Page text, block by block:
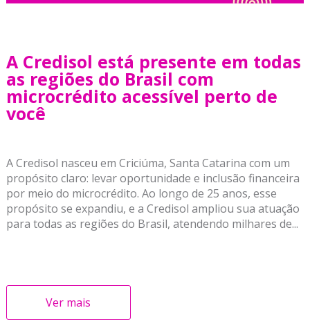
A Credisol está presente em todas
as regiões do Brasil com
microcrédito acessível perto de
você
A Credisol nasceu em Criciúma, Santa Catarina com um
propósito claro: levar oportunidade e inclusão financeira
por meio do microcrédito. Ao longo de 25 anos, esse
propósito se expandiu, e a Credisol ampliou sua atuação
para todas as regiões do Brasil, atendendo milhares de...
Ver mais